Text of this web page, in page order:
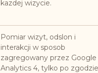
kazdej wizycie.
Pomiar wizyt, odslon i
interakcji w sposob
zagregowany przez Google
Analytics 4, tylko po